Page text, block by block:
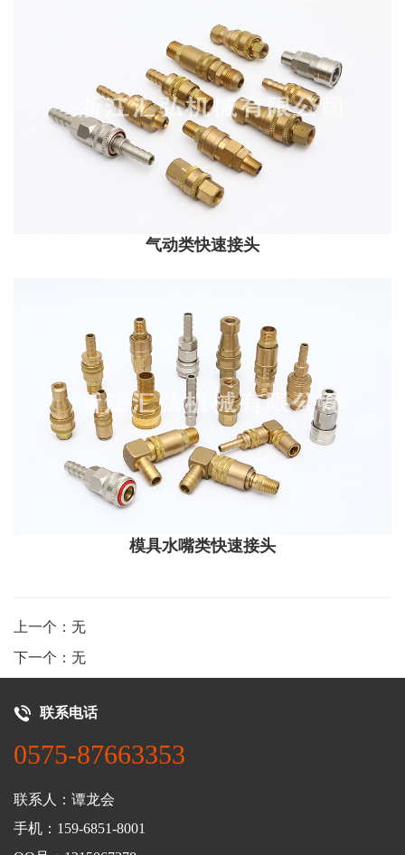
气动类快速接头
模具水嘴类快速接头
上一个：无
下一个：无
联系电话
0575-87663353
联系人：谭龙会
手机：159-6851-8001